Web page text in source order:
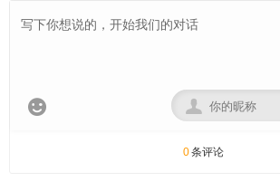
 
0条评论